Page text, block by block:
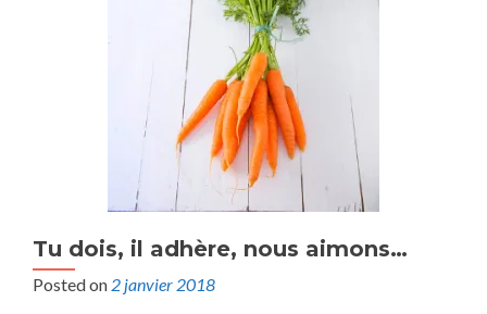
Tu dois, il adhère, nous aimons…
Posted on 2 janvier 2018